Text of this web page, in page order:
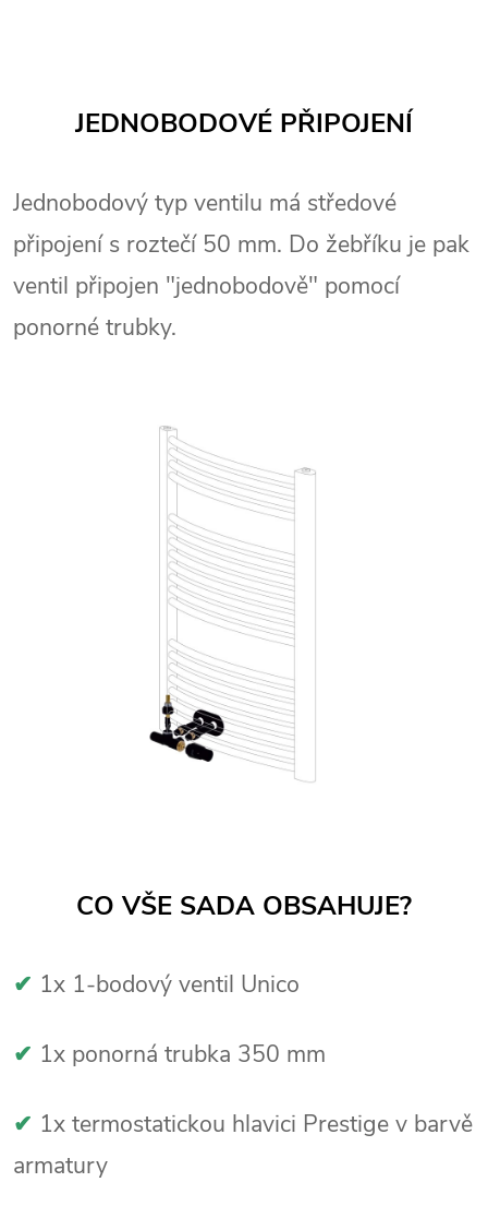
JEDNOBODOVÉ PŘIPOJENÍ
Jednobodový typ ventilu má středové
připojení s roztečí 50 mm. Do žebříku je pak
ventil připojen "jednobodově" pomocí
ponorné trubky.
CO VŠE SADA OBSAHUJE?
✔ 1x 1-bodový ventil Unico
✔ 1x ponorná trubka 350 mm
✔ 1x termostatickou hlavici Prestige v barvě
armatury